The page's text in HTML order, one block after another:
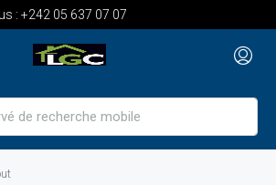
: +242 05 637 07 07